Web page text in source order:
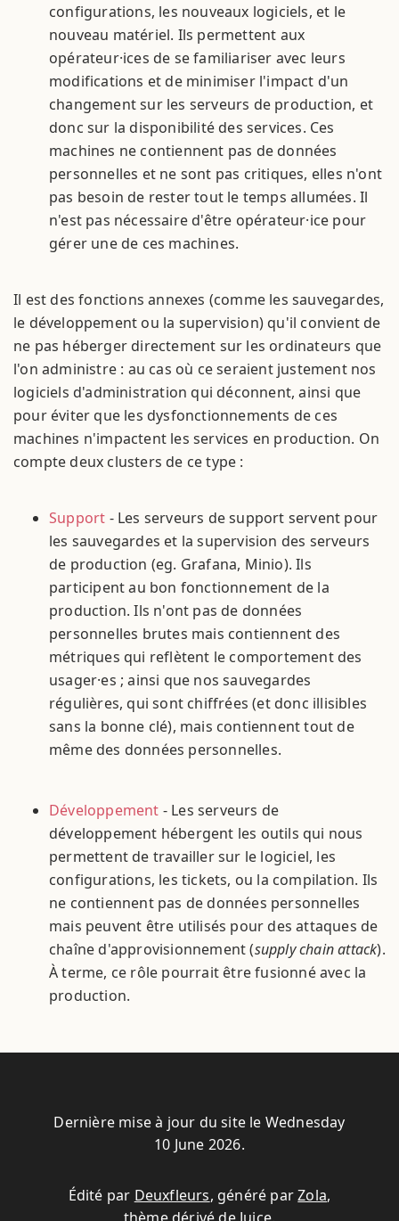
configurations, les nouveaux logiciels, et le
nouveau matériel. Ils permettent aux
opérateur·ices de se familiariser avec leurs
modifications et de minimiser l'impact d'un
changement sur les serveurs de production, et
donc sur la disponibilité des services. Ces
machines ne contiennent pas de données
personnelles et ne sont pas critiques, elles n'ont
pas besoin de rester tout le temps allumées. Il
n'est pas nécessaire d'être opérateur·ice pour
gérer une de ces machines.
Il est des fonctions annexes (comme les sauvegardes,
le développement ou la supervision) qu'il convient de
ne pas héberger directement sur les ordinateurs que
l'on administre : au cas où ce seraient justement nos
logiciels d'administration qui déconnent, ainsi que
pour éviter que les dysfonctionnements de ces
machines n'impactent les services en production. On
compte deux clusters de ce type :
Support - Les serveurs de support servent pour
les sauvegardes et la supervision des serveurs
de production (eg. Grafana, Minio). Ils
participent au bon fonctionnement de la
production. Ils n'ont pas de données
personnelles brutes mais contiennent des
métriques qui reflètent le comportement des
usager·es ; ainsi que nos sauvegardes
régulières, qui sont chiffrées (et donc illisibles
sans la bonne clé), mais contiennent tout de
même des données personnelles.
Développement - Les serveurs de
développement hébergent les outils qui nous
permettent de travailler sur le logiciel, les
configurations, les tickets, ou la compilation. Ils
ne contiennent pas de données personnelles
mais peuvent être utilisés pour des attaques de
chaîne d'approvisionnement (supply chain attack).
À terme, ce rôle pourrait être fusionné avec la
production.
Dernière mise à jour du site le Wednesday
10 June 2026.
Édité par Deuxfleurs, généré parZola,